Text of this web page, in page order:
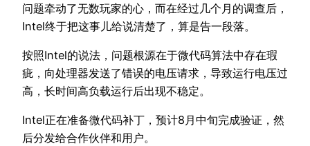
问题牵动了无数玩家的心，而在经过几个月的调查后，
Intel终于把这事儿给说清楚了，算是告一段落。
按照Intel的说法，问题根源在于微代码算法中存在瑕
疵，向处理器发送了错误的电压请求，导致运行电压过
高，长时间高负载运行后出现不稳定。
Intel正在准备微代码补丁，预计8月中旬完成验证，然
后分发给合作伙伴和用户。